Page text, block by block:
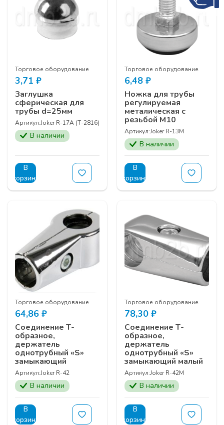
Торговое оборудование
3,71 ₽
Заглушка
сферическая для
трубы d=25мм
Артикул:Joker R-17А (Т-2816)
В наличии
В
корзину
Торговое оборудование
6,48 ₽
Ножка для трубы
регулируемая
металическая с
резьбой М10
Артикул:Joker R-13M
В наличии
В
корзину
Торговое оборудование
64,86 ₽
Соединение Т-
образное,
держатель
однотрубный «S»
замыкающий
Артикул:Joker R-42
В наличии
В
корзину
Торговое оборудование
78,30 ₽
Соединение Т-
образное,
держатель
однотрубный «S»
замыкающий малый
Артикул:Joker R-42M
В наличии
В
корзину